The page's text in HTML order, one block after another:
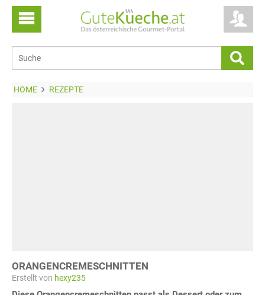
HOME REZEPTE
ORANGENCREMESCHNITTEN
Erstellt von hexy235